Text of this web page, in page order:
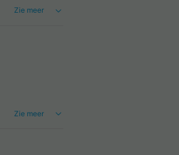
Zie meer
Zie meer